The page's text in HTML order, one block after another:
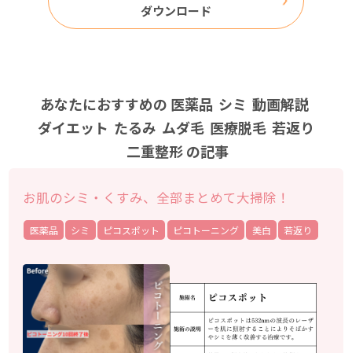
ダウンロード
あなたにおすすめの 医薬品 シミ 動画解説
ダイエット たるみ ムダ毛 医療脱毛 若返り
二重整形の記事
お肌のシミ・くすみ、全部まとめて大掃除！
医薬品 シミ ピコスポット ピコトーニング 美白 若返り